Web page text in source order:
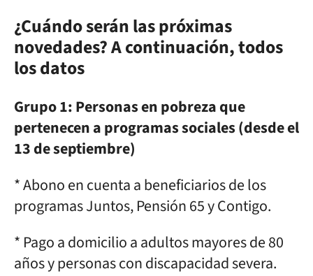
¿Cuándo serán las próximas
novedades? A continuación, todos
los datos
Grupo 1: Personas en pobreza que
pertenecen a programas sociales (desde el
13 de septiembre)
* Abono en cuenta a beneficiarios de los
programas Juntos, Pensión 65 y Contigo.
* Pago a domicilio a adultos mayores de 80
años y personas con discapacidad severa.